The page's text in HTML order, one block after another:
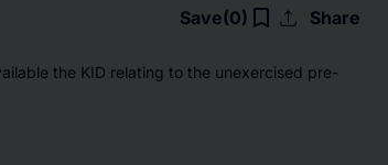
Save(0) bookmark_border upload Share
the KID relating to the unexercised pre-